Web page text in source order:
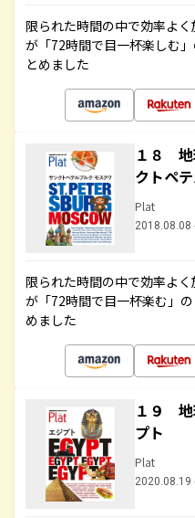
限られた時間の中で効率よ
が「72時間で目一杯楽しむ
とめました
１８
クトペ
Plat
2018.08.08
限られた時間の中で効率よ
が「72時間で目一杯楽む」
めました
１９
プト
Plat
2020.08.19